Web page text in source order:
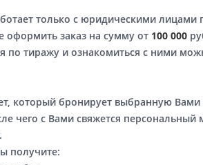
только с юридическими лицами
оформить заказ на сумму от 100 000
по тиражу и ознакомиться с ними
который бронирует выбранную
чего с Вами свяжется персональный
получите: